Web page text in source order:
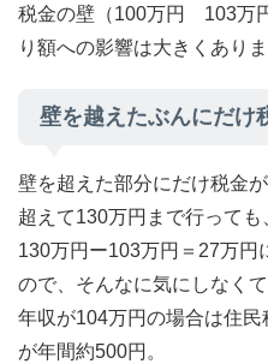
税金の壁（100万円 103万
り額への影響は大きくありま
壁を越えたぶんにだけ
壁を超えた部分にだけ税金
超えて130万円まで行って
130万円ー103万円＝27万円
ので、そんなに気にしなく
年収が104万円の場合は住
が年間約500円。